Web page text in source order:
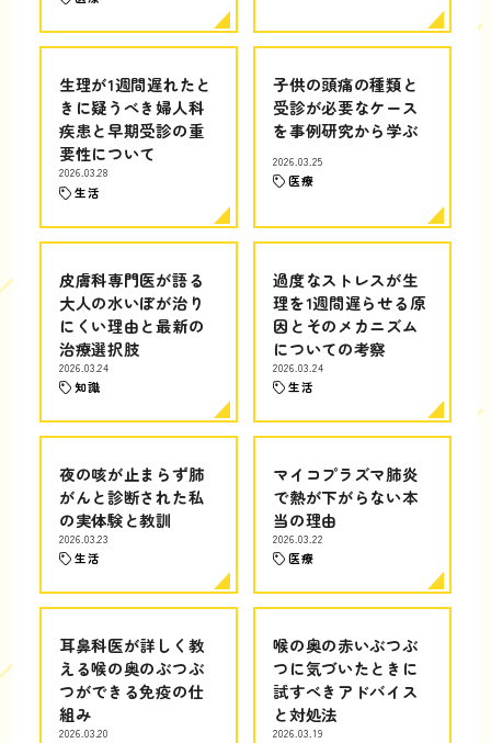
生理が1週間遅れたと
きに疑うべき婦人科
疾患と早期受診の重
要性について
2026.03.28
生活
子供の頭痛の種類と
受診が必要なケース
を事例研究から学ぶ
2026.03.25
医療
皮膚科専門医が語る
大人の水いぼが治り
にくい理由と最新の
治療選択肢
2026.03.24
知識
過度なストレスが生
理を1週間遅らせる原
因とそのメカニズム
についての考察
2026.03.24
生活
夜の咳が止まらず肺
がんと診断された私
の実体験と教訓
2026.03.23
生活
マイコプラズマ肺炎
で熱が下がらない本
当の理由
2026.03.22
医療
耳鼻科医が詳しく教
える喉の奥のぶつぶ
つができる免疫の仕
組み
2026.03.20
喉の奥の赤いぶつぶ
つに気づいたときに
試すべきアドバイス
と対処法
2026.03.19